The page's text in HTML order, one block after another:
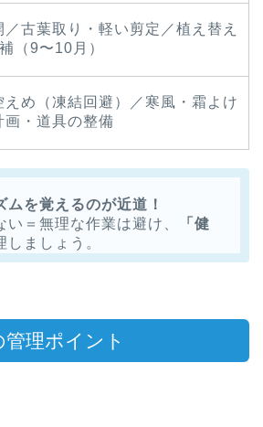
／古葉取り・軽い剪定／植え替え
（9〜10月）
えめ（凍結回避）／寒風・霜よけ
画・道具の整備
ムを覚えるのが近道！
い＝無理な作業は避け、
「健
しましょう。
理ポイント